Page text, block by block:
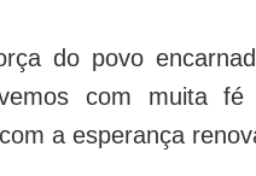
do povo
com muita
a esperança